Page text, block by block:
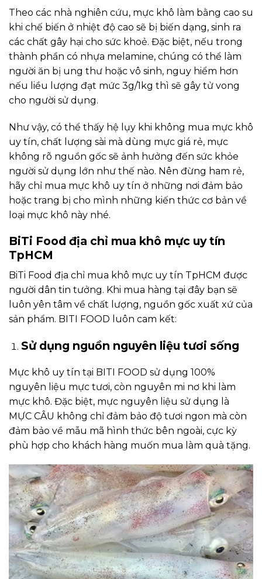
Theo các nhà nghiên cứu, mực khô làm bằng cao su
khi chế biến ở nhiệt độ cao sẽ bị biến dạng, sinh ra
các chất gây hại cho sức khoẻ. Đặc biệt, nếu trong
thành phần có nhựa melamine, chúng có thể làm
người ăn bị ung thư hoặc vô sinh, nguy hiểm hơn
nếu liều lượng đạt mức 3g/1kg thì sẽ gây tử vong
cho người sử dụng.
Như vậy, có thể thấy hệ lụy khi không mua mực khô
uy tín, chất lượng sài mà dùng mực giá rẻ, mực
không rõ nguồn gốc sẽ ảnh hưởng đến sức khỏe
người sử dụng lớn như thế nào. Nên đừng ham rẻ,
hãy chỉ mua mực khô uy tín ở những nơi đảm bảo
hoặc trang bị cho mình những kiến thức cơ bản về
loại mực khô này nhé.
BiTi Food địa chỉ mua khô mực uy tín
TpHCM
BiTi Food địa chỉ mua khô mực uy tín TpHCM được
người dân tin tưởng. Khi mua hàng tại đây bạn sẽ
luôn yên tâm về chất lượng, nguồn gốc xuất xứ của
sản phẩm. BITI FOOD luôn cam kết:
Sử dụng nguồn nguyên liệu tươi sống
Mực khô uy tín tại BITI FOOD sử dụng 100%
nguyên liệu mực tươi, còn nguyên mi nơ khi làm
mực khô. Đặc biệt, mực nguyên liệu sử dụng là
MỰC CÂU không chỉ đảm bảo độ tươi ngon mà còn
đảm bảo về mẫu mã hình thức bên ngoài, cực kỳ
phù hợp cho khách hàng muốn mua làm quà tặng.